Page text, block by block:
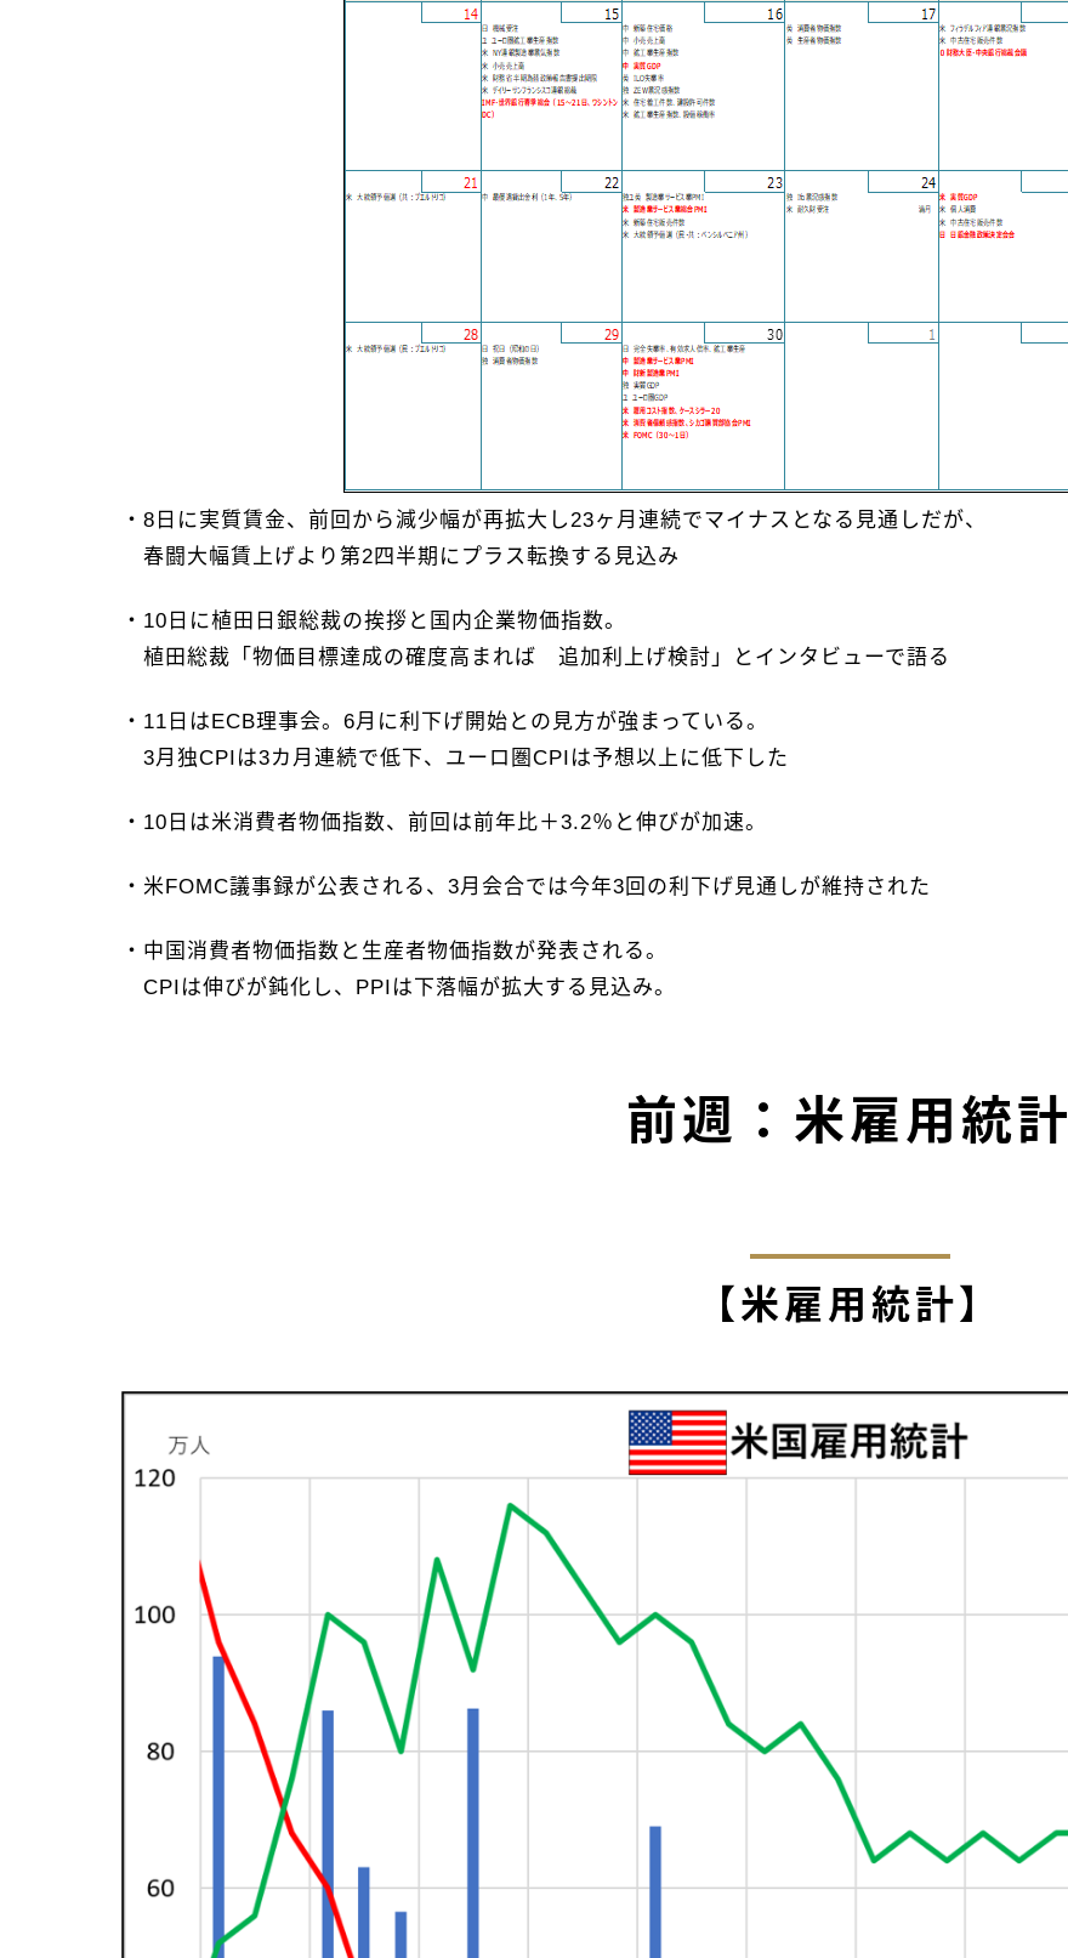
・8日に実質賃金、前回から減少幅が再拡大し23ヶ月連続でマイナスとなる見通しだが、
春闘大幅賃上げより第2四半期にプラス転換する見込み
・10日に植田日銀総裁の挨拶と国内企業物価指数。
植田総裁「物価目標達成の確度高まれば 追加利上げ検討」とインタビューで語る
・11日はECB理事会。6月に利下げ開始との見方が強まっている。
3月独CPIは3カ月連続で低下、ユーロ圏CPIは予想以上に低下した
・10日は米消費者物価指数、前回は前年比＋3.2％と伸びが加速。
・米FOMC議事録が公表される、3月会合では今年3回の利下げ見通しが維持された
・中国消費者物価指数と生産者物価指数が発表される。
CPIは伸びが鈍化し、PPIは下落幅が拡大する見込み。
前週：米雇用統計
【米雇用統計】